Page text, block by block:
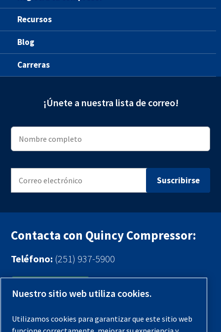
Recursos
Blog
Carreras
¡Únete a nuestra lista de correo!
Contacta con Quincy Compressor:
Teléfono: (251) 937-5900
Contáctenos
Registra tu compresor
Nuestro sitio web utiliza cookies.
Utilizamos cookies para garantizar que este sitio web